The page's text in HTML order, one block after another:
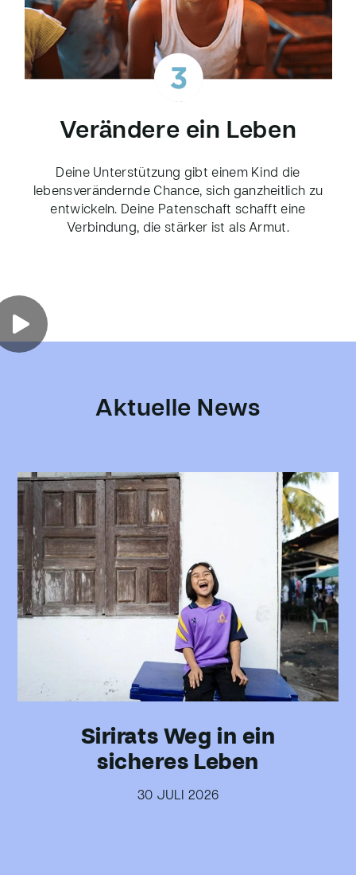
Verändere ein Leben
Deine Unterstützung gibt einem Kind die
lebensverändernde Chance, sich ganzheitlich zu
entwickeln. Deine Patenschaft schafft eine
Verbindung, die stärker ist als Armut.
Aktuelle News
Sirirats Weg in ein
sicheres Leben
30 JULI 2026